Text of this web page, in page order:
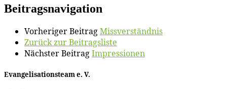
Beitragsnavigation
Vorheriger BeitragMiss­ver­ständ­nis
Zurück zur Beitragsliste
Nächster BeitragIm­pres­sio­nen
Evan­ge­li­sa­ti­ons­team e. V.